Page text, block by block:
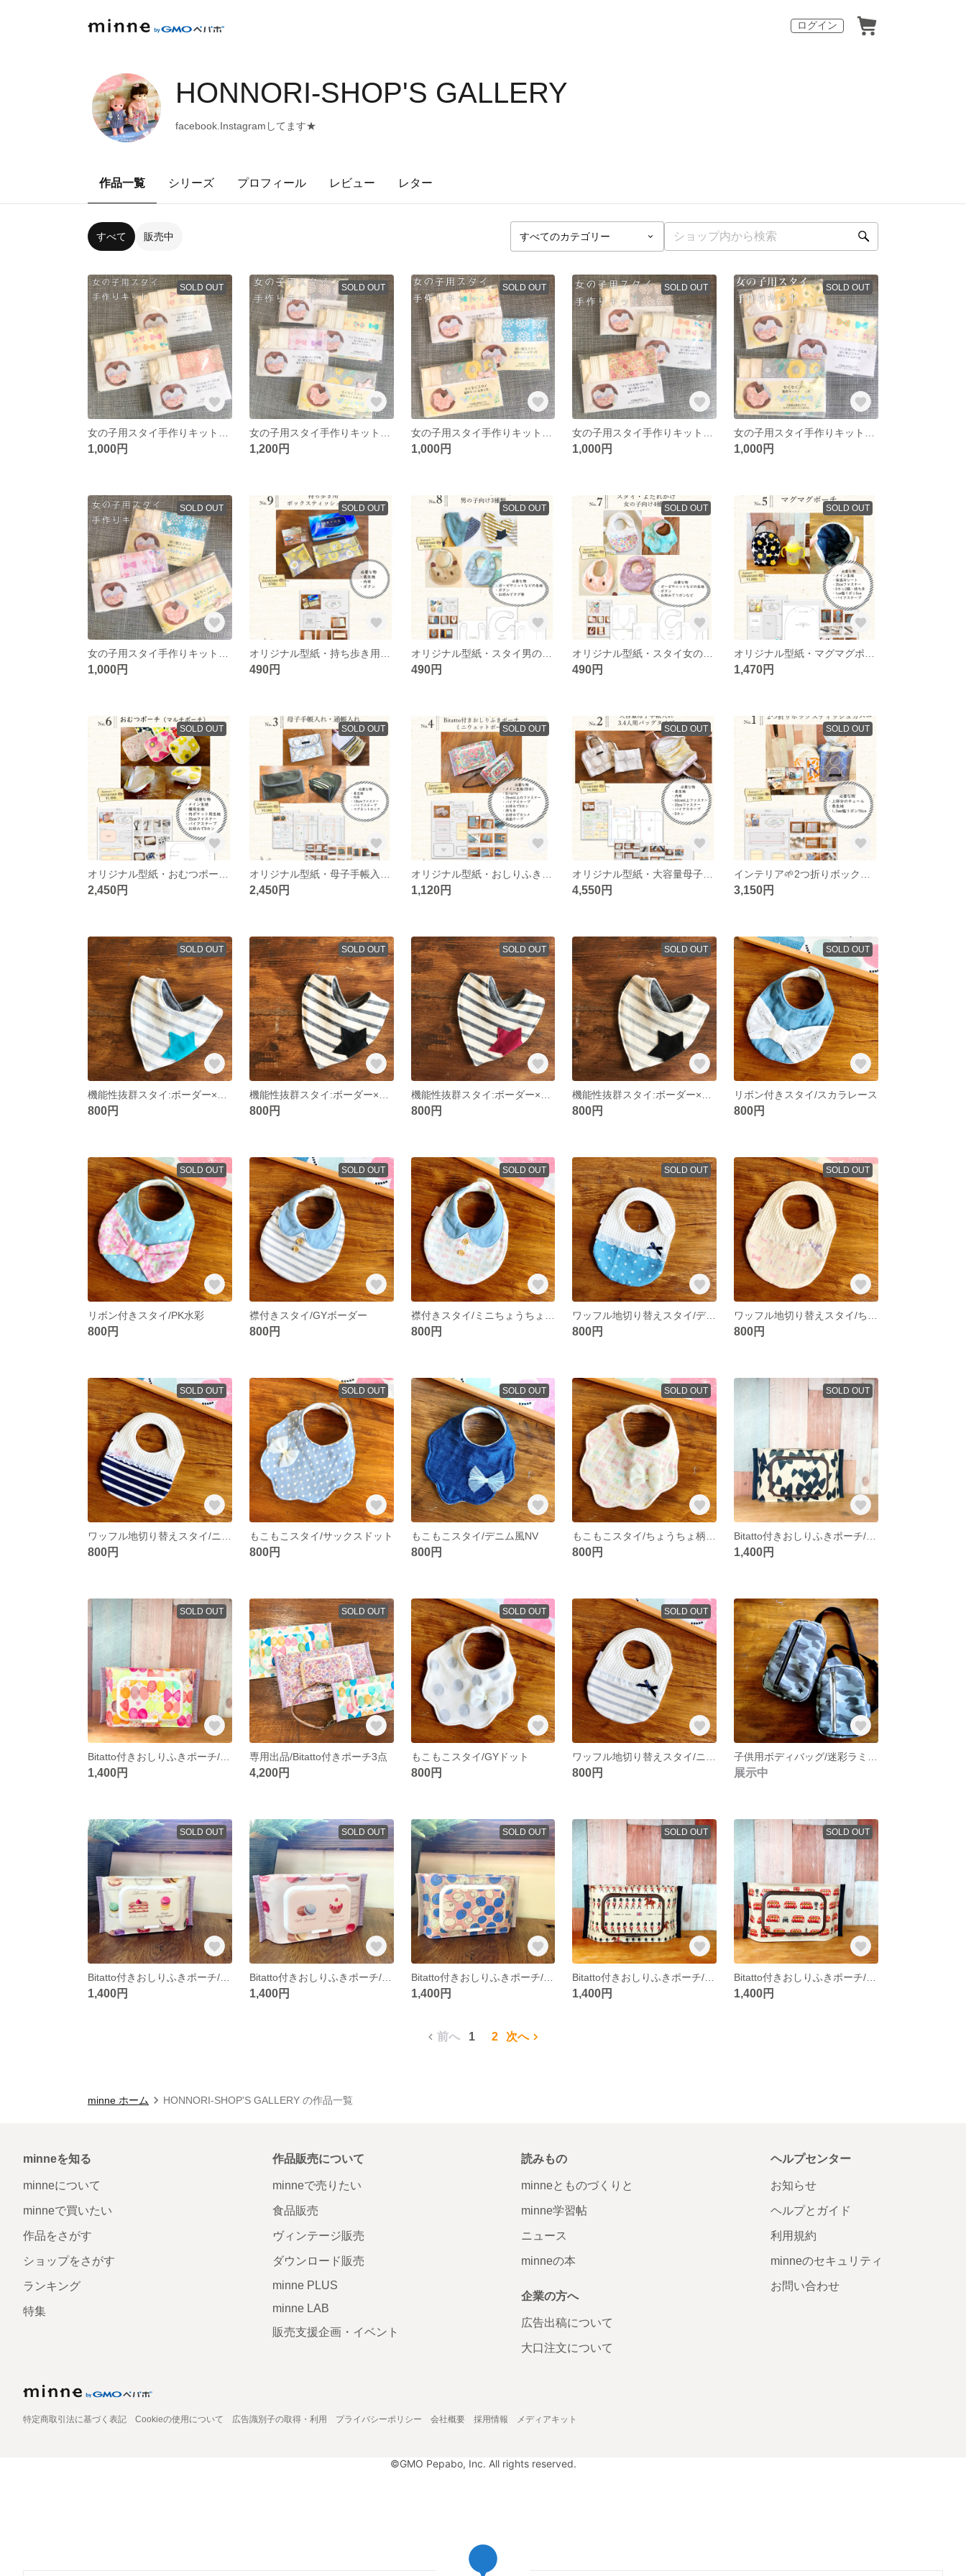
ログイン
HONNORI-SHOP'S GALLERY
facebook.Instagramしてます★
作品一覧 シリーズ プロフィール レビュー レター
すべて 販売中
SOLD OUT
1,000円
SOLD OUT
1,200円
SOLD OUT
1,000円
SOLD OUT
1,000円
SOLD OUT
1,000円
SOLD OUT
1,000円
SOLD OUT
490円
SOLD OUT
オリジナル型紙・スタイ男の子向け3種類
490円
SOLD OUT
490円
SOLD OUT
1,470円
SOLD OUT
2,450円
SOLD OUT
2,450円
SOLD OUT
1,120円
SOLD OUT
4,550円
SOLD OUT
3,150円
SOLD OUT
800円
SOLD OUT
800円
SOLD OUT
800円
SOLD OUT
800円
SOLD OUT
リボン付きスタイ/スカラレース
800円
SOLD OUT
リボン付きスタイ/PK水彩
800円
SOLD OUT
襟付きスタイ/GYボーダー
800円
SOLD OUT
800円
SOLD OUT
ワッフル地切り替えスタイ/デニム風LUドット
800円
SOLD OUT
800円
SOLD OUT
800円
SOLD OUT
もこもこスタイ/サックスドット
800円
SOLD OUT
もこもこスタイ/デニム風NV
800円
SOLD OUT
800円
SOLD OUT
1,400円
SOLD OUT
1,400円
SOLD OUT
専用出品/Bitatto付きポーチ3点
4,200円
SOLD OUT
もこもこスタイ/GYドット
800円
SOLD OUT
800円 展示中
SOLD OUT
1,400円
SOLD OUT
Bitatto付きおしりふきポーチ/YUWAマカロンPK
1,400円
SOLD OUT
Bitatto付きおしりふきポーチ/アップル
1,400円
SOLD OUT
1,400円
SOLD OUT
1,400円
前へ 1 2 次へ
minne ホーム HONNORI-SHOP'S GALLERY の作品一覧
minneを知る
minneについて
minneで買いたい
作品をさがす
ショップをさがす
ランキング
特集
作品販売について
minneで売りたい
食品販売
ヴィンテージ販売
ダウンロード販売
minne PLUS
minne LAB
販売支援企画・イベント
読みもの
minneとものづくりと
minne学習帖
ニュース
minneの本
企業の方へ
広告出稿について
大口注文について
ヘルプセンター
お知らせ
ヘルプとガイド
利用規約
minneのセキュリティ
お問い合わせ
特定商取引法に基づく表記 Cookieの使用について 広告識別子の取得・利用 プライバシーポリシー 会社概要 採用情報 メディアキット
©GMO Pepabo, Inc. All rights reserved.